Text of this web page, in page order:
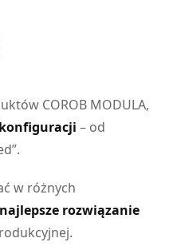
COROB MODULA,
– od
w różnych
najlepsze rozwiązanie